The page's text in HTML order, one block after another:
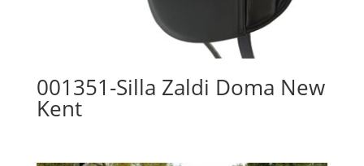
001351-Silla Zaldi Doma New
Kent